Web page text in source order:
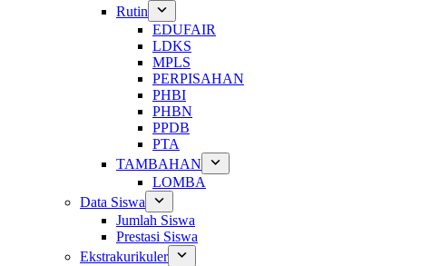
Rutin
EDUFAIR
LDKS
MPLS
PERPISAHAN
PHBI
PHBN
PPDB
PTA
TAMBAHAN
LOMBA
Data Siswa
Jumlah Siswa
Prestasi Siswa
Ekstrakurikuler